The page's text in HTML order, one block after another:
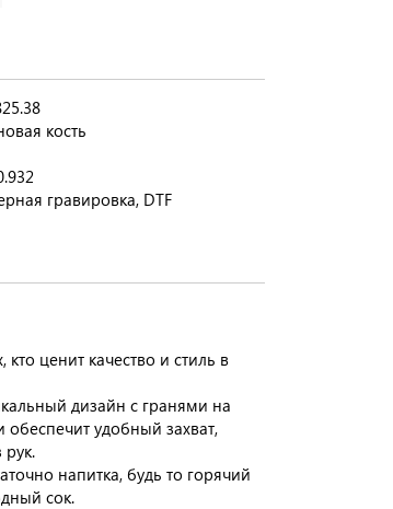
кость
гравировка, DTF
ценит качество и стиль в
дизайн с гранями на
удобный захват,
напитка, будь то горячий
сок.